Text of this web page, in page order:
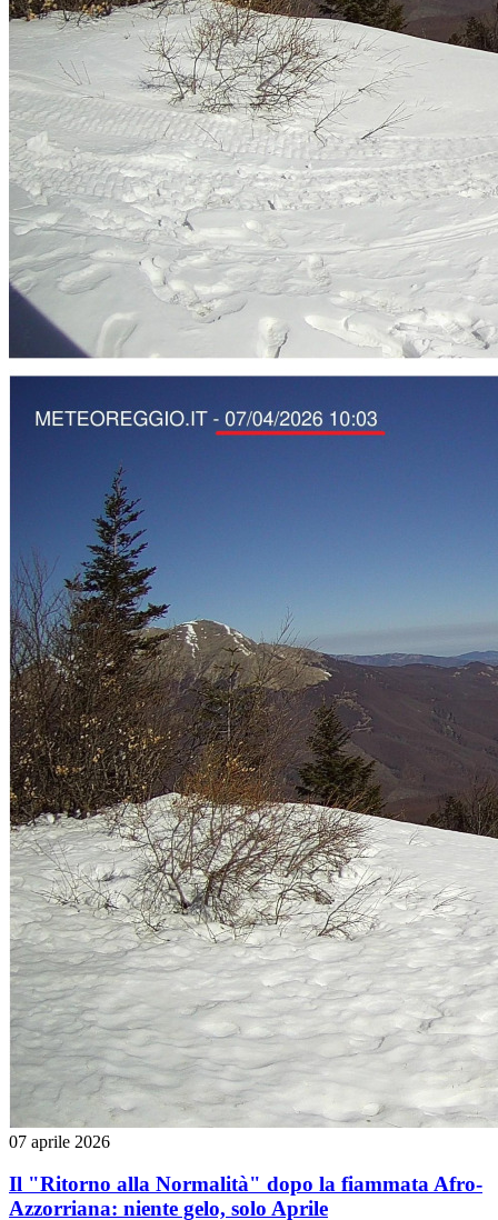
07 aprile 2026
Il "Ritorno alla Normalità" dopo la fiammata Afro-
Azzorriana: niente gelo, solo Aprile